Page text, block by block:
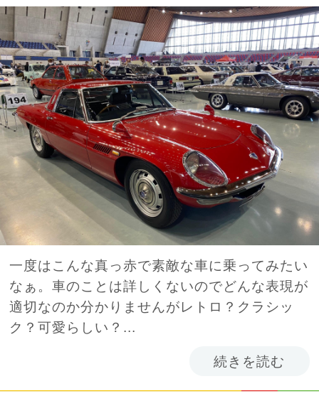
一度はこんな真っ赤で素敵な車に乗ってみたい
なぁ。車のことは詳しくないのでどんな表現が
適切なのか分かりませんがレトロ？クラシッ
ク？可愛らしい？...
続きを読む